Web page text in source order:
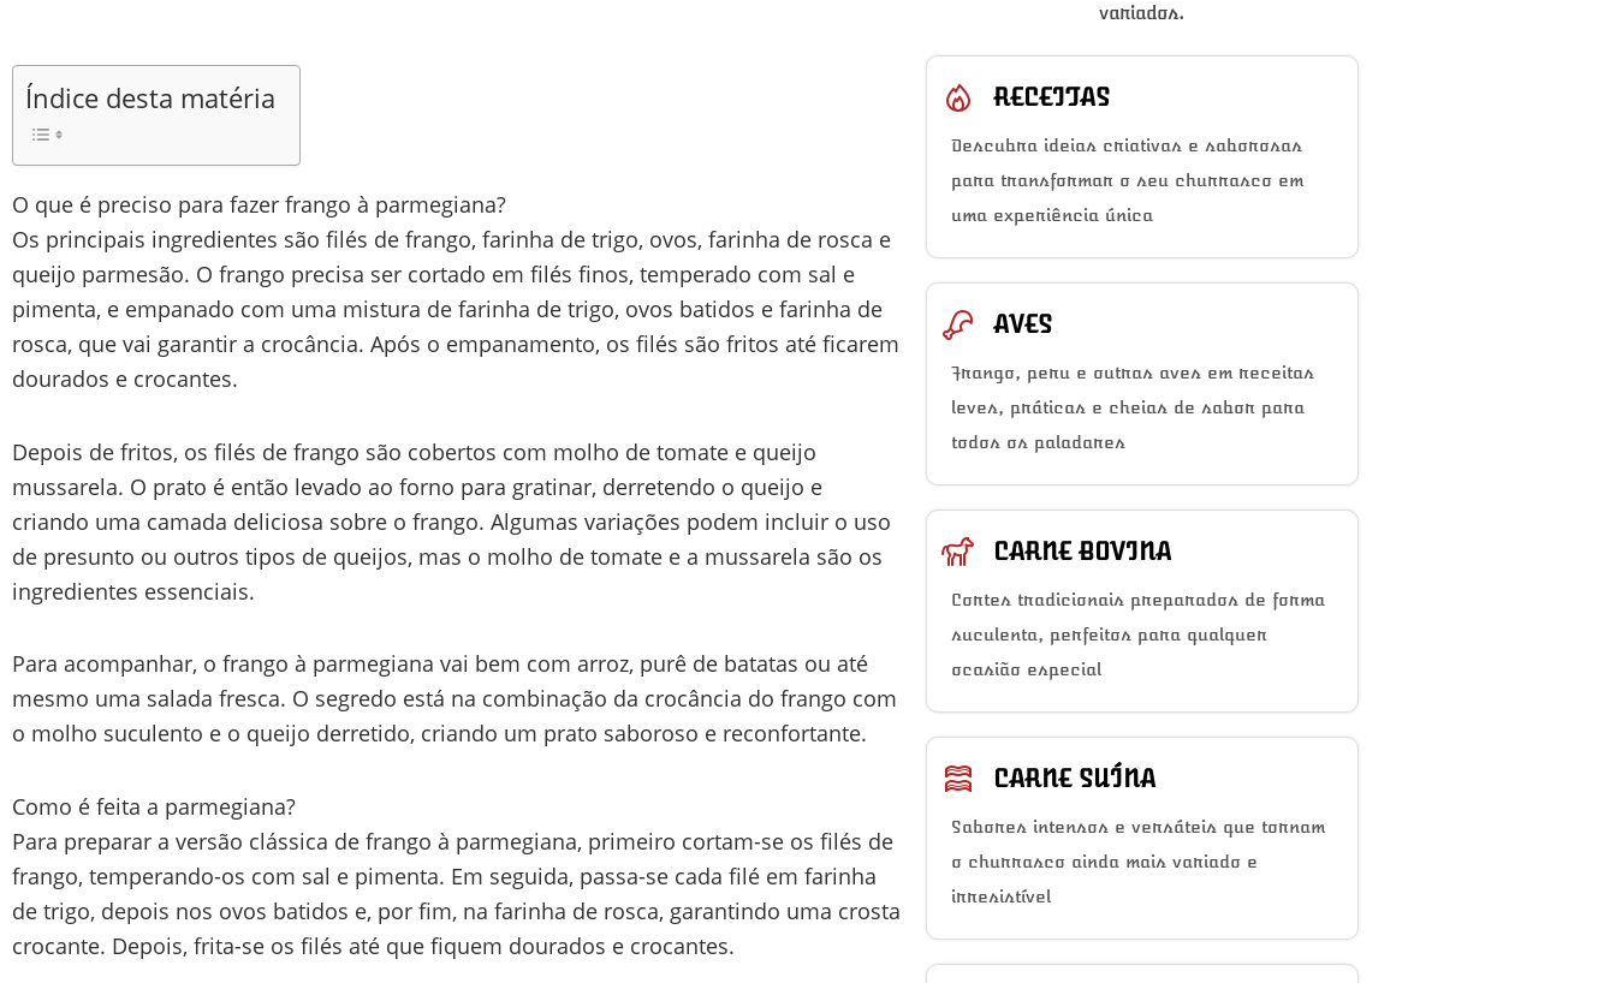
Índice desta matéria
O que é preciso para fazer frango à parmegiana?
Os principais ingredientes são filés de frango, farinha de trigo, ovos, farinha de rosca e
queijo parmesão. O frango precisa ser cortado em filés finos, temperado com sal e
pimenta, e empanado com uma mistura de farinha de trigo, ovos batidos e farinha de
rosca, que vai garantir a crocância. Após o empanamento, os filés são fritos até ficarem
dourados e crocantes.
Depois de fritos, os filés de frango são cobertos com molho de tomate e queijo
mussarela. O prato é então levado ao forno para gratinar, derretendo o queijo e
criando uma camada deliciosa sobre o frango. Algumas variações podem incluir o uso
de presunto ou outros tipos de queijos, mas o molho de tomate e a mussarela são os
ingredientes essenciais.
Para acompanhar, o frango à parmegiana vai bem com arroz, purê de batatas ou até
mesmo uma salada fresca. O segredo está na combinação da crocância do frango com
o molho suculento e o queijo derretido, criando um prato saboroso e reconfortante.
Como é feita a parmegiana?
Para preparar a versão clássica de frango à parmegiana, primeiro cortam-se os filés de
frango, temperando-os com sal e pimenta. Em seguida, passa-se cada filé em farinha
de trigo, depois nos ovos batidos e, por fim, na farinha de rosca, garantindo uma crosta
crocante. Depois, frita-se os filés até que fiquem dourados e crocantes.
variados.
RECEITAS
Descubra ideias criativas e saborosas
para transformar o seu churrasco em
uma experiência única
AVES
Frango, peru e outras aves em receitas
leves, práticas e cheias de sabor para
todos os paladares
CARNE BOVINA
Cortes tradicionais preparados de forma
suculenta, perfeitos para qualquer
ocasião especial
CARNE SUÍNA
Sabores intensos e versáteis que tornam
o churrasco ainda mais variado e
irresistível